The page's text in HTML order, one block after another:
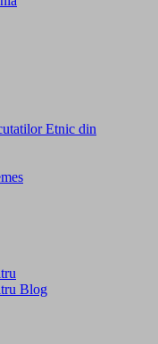
Etnic din
Blog